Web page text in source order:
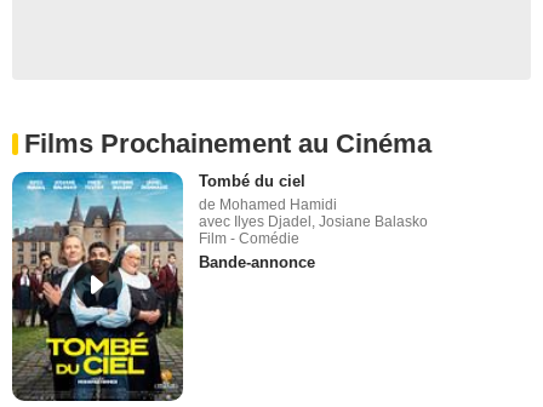
Films Prochainement au Cinéma
Tombé du ciel
de Mohamed Hamidi
avec Ilyes Djadel, Josiane Balasko
Film - Comédie
Bande-annonce